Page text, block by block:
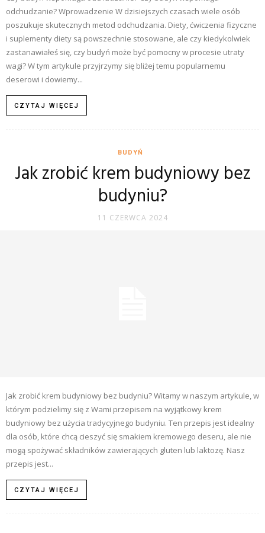
odchudzanie? Wprowadzenie W dzisiejszych czasach wiele osób
poszukuje skutecznych metod odchudzania. Diety, ćwiczenia fizyczne
i suplementy diety są powszechnie stosowane, ale czy kiedykolwiek
zastanawiałeś się, czy budyń może być pomocny w procesie utraty
wagi? W tym artykule przyjrzymy się bliżej temu popularnemu
deserowi i dowiemy...
CZYTAJ WIĘCEJ
BUDYŃ
Jak zrobić krem budyniowy bez
budyniu?
11 CZERWCA 2024
Jak zrobić krem budyniowy bez budyniu? Witamy w naszym artykule, w
którym podzielimy się z Wami przepisem na wyjątkowy krem
budyniowy bez użycia tradycyjnego budyniu. Ten przepis jest idealny
dla osób, które chcą cieszyć się smakiem kremowego deseru, ale nie
mogą spożywać składników zawierających gluten lub laktozę. Nasz
przepis jest...
CZYTAJ WIĘCEJ